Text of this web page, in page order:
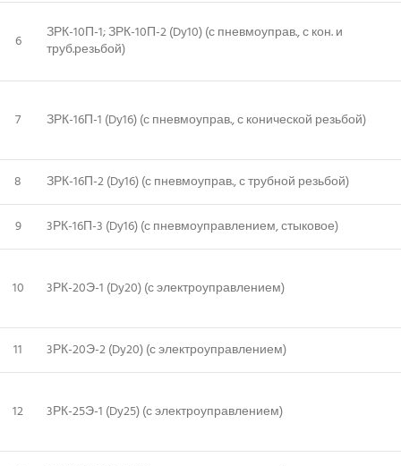
6
ЗРК-10П-1; ЗРК-10П-2 (Dy10) (с пневмоуправ., с кон. и
труб.резьбой)
7 ЗРК-16П-1 (Dy16) (с пневмоуправ., с конической резьбой)
8 ЗРК-16П-2 (Dy16) (с пневмоуправ., с трубной резьбой)
9 3РК-16П-3 (Dy16) (с пневмоуправлением, стыковое)
10 3РК-20Э-1 (Dy20) (с электроуправлением)
11 3РК-20Э-2 (Dy20) (с электроуправлением)
12 3РК-25Э-1 (Dy25) (с электроуправлением)